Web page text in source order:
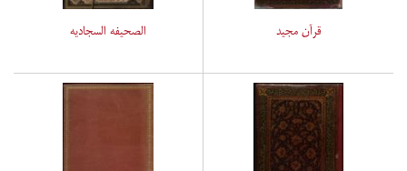
قرآن مجید الصحیفه السجادیه